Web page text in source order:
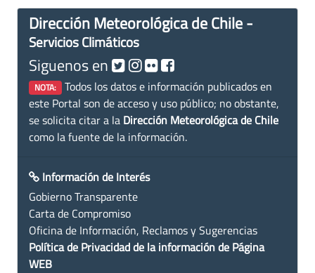
Dirección Meteorológica de Chile -
Servicios Climáticos
Siguenos en
NOTA: Todos los datos e información publicados en
este Portal son de acceso y uso público; no obstante,
se solicita citar a la Dirección Meteorológica de Chile
como la fuente de la información.
Información de Interés
Gobierno Transparente
Carta de Compromiso
Oficina de Información, Reclamos y Sugerencias
Política de Privacidad de la información de Página
WEB